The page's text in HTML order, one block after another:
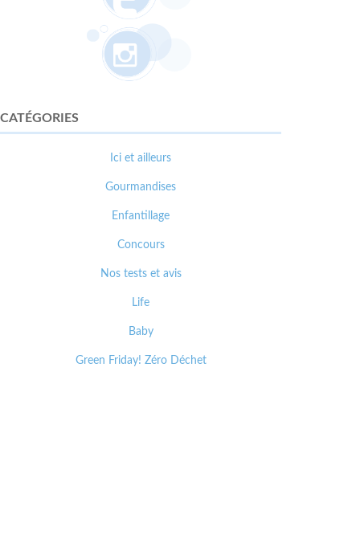
CATÉGORIES
Ici et ailleurs
Gourmandises
Enfantillage
Concours
Nos tests et avis
Life
Baby
Green Friday! Zéro Déchet